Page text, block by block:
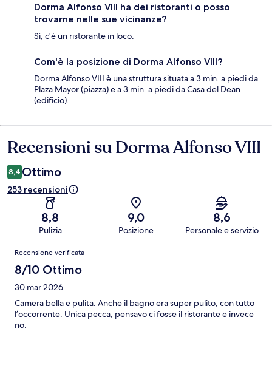
Dorma Alfonso VIII ha dei ristoranti o posso
trovarne nelle sue vicinanze?
Sì, c'è un ristorante in loco.
Com'è la posizione di Dorma Alfonso VIII?
Dorma Alfonso VIII è una struttura situata a 3 min. a piedi da
Plaza Mayor (piazza) e a 3 min. a piedi da Casa del Dean
(edificio).
Recensioni
Recensioni su Dorma Alfonso VIII
8,4 Ottimo
253 recensioni
8,8
Pulizia
9,0
Posizione
8,6
Personale e servizio
Recensioni
Recensione verificata
8/10 Ottimo
30 mar 2026
Camera bella e pulita. Anche il bagno era super pulito, con tutto
l’occorrente. Unica pecca, pensavo ci fosse il ristorante e invece
no.